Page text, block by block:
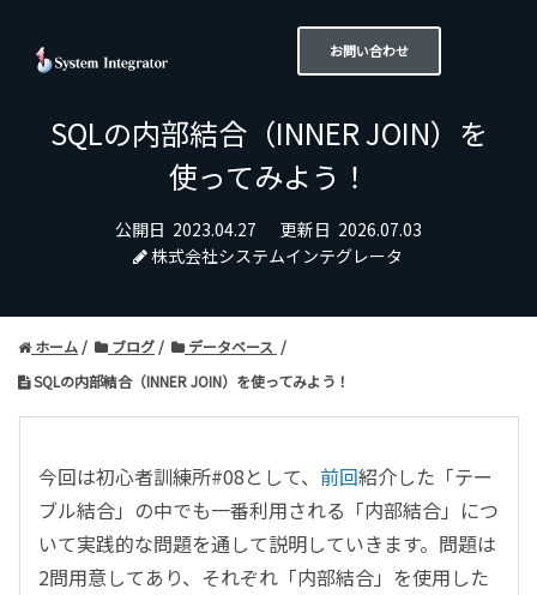
お問い合わせ
SQLの内部結合（INNER JOIN）を
使ってみよう！
公開日 2023.04.27 更新日 2026.07.03
株式会社システムインテグレータ
ホーム ブログ
データベース
SQLの内部結合（INNER JOIN）を使ってみよう！
今回は初心者訓練所#08として、 前回紹介した「テー
ブル結合」の中でも一番利用される「内部結合」につ
いて実践的な問題を通して説明していきます。問題は
2問用意してあり、それぞれ「内部結合」を使用した